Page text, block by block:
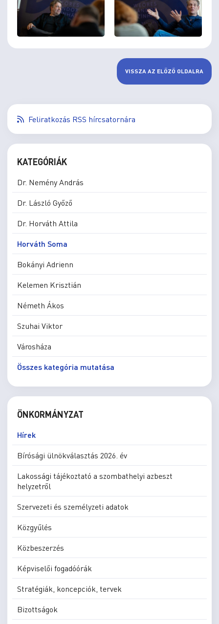
VISSZA AZ ELŐZŐ OLDALRA
Feliratkozás RSS hírcsatornára
KATEGÓRIÁK
Dr. Nemény András
Dr. László Győző
Dr. Horváth Attila
Horváth Soma
Bokányi Adrienn
Kelemen Krisztián
Németh Ákos
Szuhai Viktor
Városháza
Összes kategória mutatása
ÖNKORMÁNYZAT
Hírek
Bírósági ülnökválasztás 2026. év
Lakossági tájékoztató a szombathelyi azbeszt
helyzetről
Szervezeti és személyzeti adatok
Közgyűlés
Közbeszerzés
Képviselői fogadóórák
Stratégiák, koncepciók, tervek
Bizottságok